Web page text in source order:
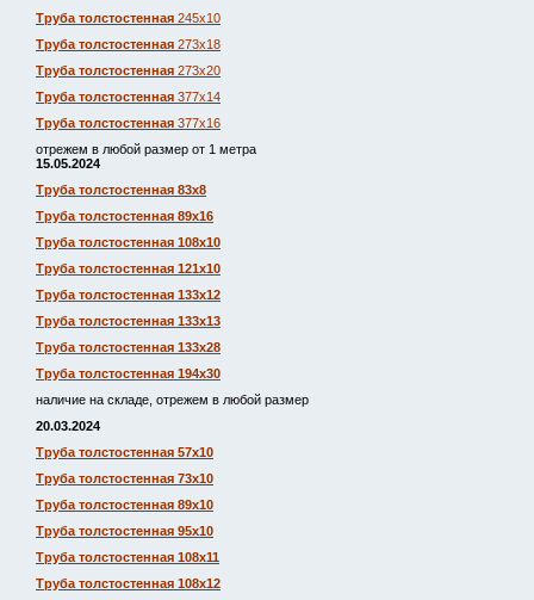
Труба толстостенная 245х10
Труба толстостенная 273х18
Труба толстостенная 273х20
Труба толстостенная 377х14
Труба толстостенная 377х16
отрежем в любой размер от 1 метра
15.05.2024
Труба толстостенная 83х8
Труба толстостенная 89х16
Труба толстостенная 108х10
Труба толстостенная 121х10
Труба толстостенная 133х12
Труба толстостенная 133х13
Труба толстостенная 133х28
Труба толстостенная 194х30
наличие на складе, отрежем в любой размер
20.03.2024
Труба толстостенная 57х10
Труба толстостенная 73х10
Труба толстостенная 89х10
Труба толстостенная 95х10
Труба толстостенная 108х11
Труба толстостенная 108х12